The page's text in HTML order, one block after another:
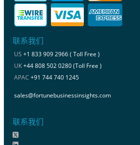
联系我们
US +1 833 909 2966 ( Toll Free )
UK+44 808 502 0280 (Toll Free )
APAC +91 744 740 1245
sales@fortunebusinessinsights.com
联系我们